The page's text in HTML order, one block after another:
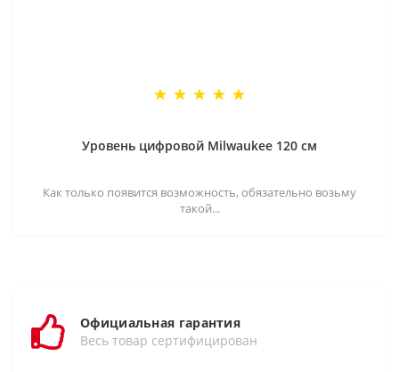
Уровень цифровой Milwaukee 120 см
Как только появится возможность, обязательно возьму
такой...
Официальная гарантия
Весь товар сертифицирован